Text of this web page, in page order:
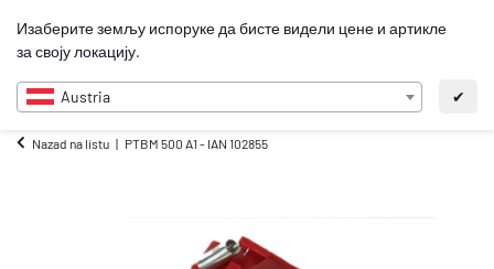
Изаберите земљу испоруке да бисте видели цене и артикле
за своју локацију.
Austria ✔
SR
Nazad na listu PTBM 500 A1 - IAN 102855